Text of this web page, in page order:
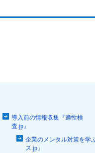
導入前の情報収集『適性検
査.jp』
企業のメンタル対策を学
ス.jp』